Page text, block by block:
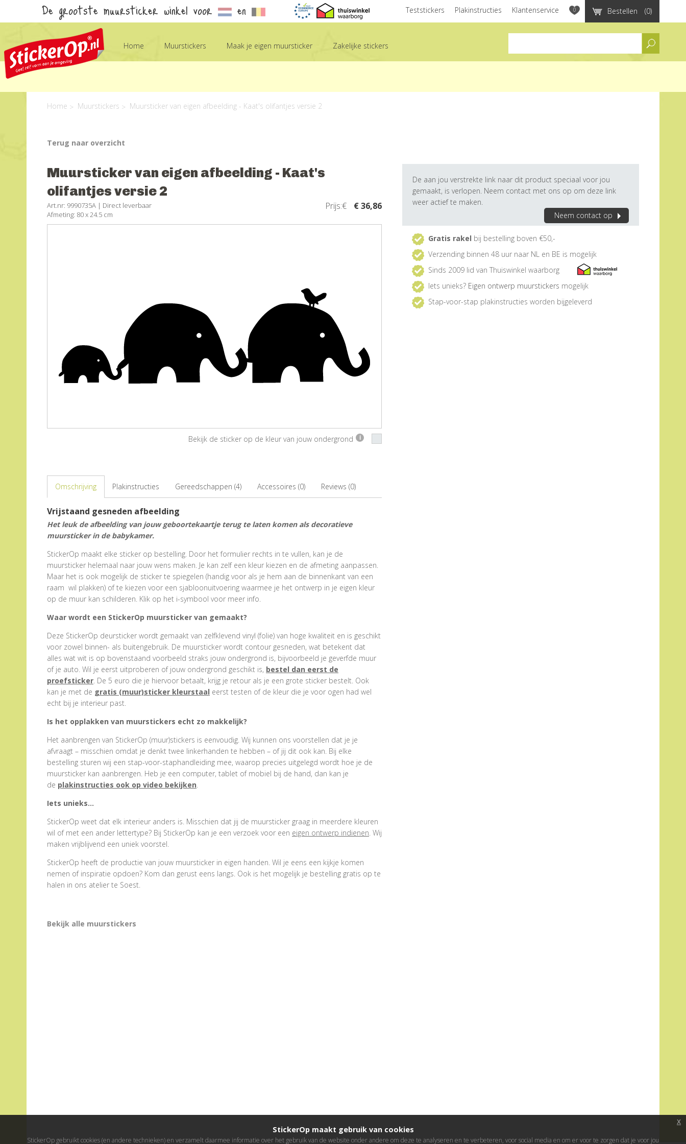
De grootste muursticker winkel voor en Bestellen (0)
Teststickers Plakinstructies Klantenservice 0
Home Muurstickers Maak je eigen muursticker Zakelijke stickers
Home Muurstickers Muursticker van eigen afbeelding - Kaat's olifantjes versie 2
Terug naar overzicht
Muursticker van eigen afbeelding - Kaat's
olifantjes versie 2
Art.nr: 9990735A | Direct leverbaar
Afmeting: 80 x 24.5 cm
Prijs:€ € 36,86
Bekijk de sticker op de kleur van jouw ondergrond i
Omschrijving Plakinstructies Gereedschappen (4) Accessoires (0) Reviews (0)
Vrijstaand gesneden afbeelding
Het leuk de afbeelding van jouw geboortekaartje terug te laten komen als decoratieve
muursticker in de babykamer.
StickerOp maakt elke sticker op bestelling. Door het formulier rechts in te vullen, kan je de
muursticker helemaal naar jouw wens maken. Je kan zelf een kleur kiezen en de afmeting aanpassen.
Maar het is ook mogelijk de sticker te spiegelen (handig voor als je hem aan de binnenkant van een
raam wil plakken) of te kiezen voor een sjabloonuitvoering waarmee je het ontwerp in je eigen kleur
op de muur kan schilderen. Klik op het i-symbool voor meer info.
Waar wordt een StickerOp muursticker van gemaakt?
Deze StickerOp deursticker wordt gemaakt van zelfklevend vinyl (folie) van hoge kwaliteit en is geschikt
voor zowel binnen- als buitengebruik. De muursticker wordt contour gesneden, wat betekent dat
alles wat wit is op bovenstaand voorbeeld straks jouw ondergrond is, bijvoorbeeld je geverfde muur
of je auto. Wil je eerst uitproberen of jouw ondergrond geschikt is, bestel dan eerst de
proefsticker. De 5 euro die je hiervoor betaalt, krijg je retour als je een grote sticker bestelt. Ook
kan je met de gratis (muur)sticker kleurstaal eerst testen of de kleur die je voor ogen had wel
echt bij je interieur past.
Is het opplakken van muurstickers echt zo makkelijk?
Het aanbrengen van StickerOp (muur)stickers is eenvoudig. Wij kunnen ons voorstellen dat je je
afvraagt – misschien omdat je denkt twee linkerhanden te hebben – of jij dit ook kan. Bij elke
bestelling sturen wij een stap-voor-staphandleiding mee, waarop precies uitgelegd wordt hoe je de
muursticker kan aanbrengen. Heb je een computer, tablet of mobiel bij de hand, dan kan je
de plakinstructies ook op video bekijken.
Iets unieks…
StickerOp weet dat elk interieur anders is. Misschien dat jij de muursticker graag in meerdere kleuren
wil of met een ander lettertype? Bij StickerOp kan je een verzoek voor een eigen ontwerp indienen. Wij
maken vrijblijvend een uniek voorstel.
StickerOp heeft de productie van jouw muursticker in eigen handen. Wil je eens een kijkje komen
nemen of inspiratie opdoen? Kom dan gerust eens langs. Ook is het mogelijk je bestelling gratis op te
halen in ons atelier te Soest.
Bekijk alle muurstickers
De aan jou verstrekte link naar dit product speciaal voor jou
gemaakt, is verlopen. Neem contact met ons op om deze link
weer actief te maken.
Neem contact op
Gratis rakel bij bestelling boven €50,-
Verzending binnen 48 uur naar NL en BE is mogelijk
Sinds 2009 lid van Thuiswinkel waarborg
Iets unieks? Eigen ontwerp muurstickers mogelijk
Stap-voor-stap plakinstructies worden bijgeleverd
StickerOp maakt gebruik van cookies
StickerOp gebruikt cookies (en andere technieken) en verzamelt daarmee informatie over het gebruik van de website onder andere om deze te analyseren en te verbeteren, voor social media en om er voor te zorgen dat je voor jou
x